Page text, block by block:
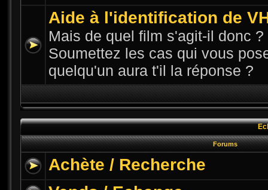
Aide à l'identification de
Mais de quel film s'agit-il donc
Soumettez les cas qui vous
quelqu'un aura t'il la réponse ?
Forums
Achète / Recherche